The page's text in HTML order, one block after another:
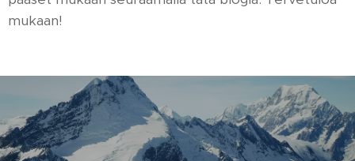
mukaan!